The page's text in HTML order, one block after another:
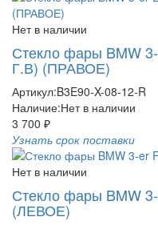
Нет в наличии
Стекло фары BMW
Г.В) (ПРАВОЕ)
Артикул:B3E90-X-08-12-R
Наличие:Нет в наличии
3 700 ₽
Узнать срок поставки
Нет в наличии
Стекло фары BMW
(ЛЕВОЕ)